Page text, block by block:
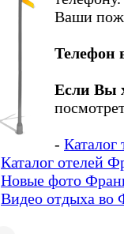
Ваши
Телефон
Если Вы
-
Каталог отелей
Новые фото
Видео отдыха во